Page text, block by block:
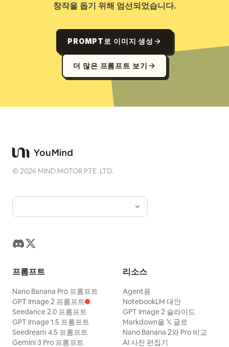
창작을 돕기 위해 엄선되었습니다.
PROMPT로 이미지 생성
더 많은 프롬프트 보기
©2026 MIND MOTOR PTE. LTD.
프롬프트
Nano Banana Pro 프롬프트
GPT Image 2 프롬프트
Seedance 2.0 프롬프트
GPT Image 1.5 프롬프트
Seedream 4.5 프롬프트
Gemini 3 Pro 프롬프트
리소스
Agent용
NotebookLM 대안
GPT Image 2 슬라이드
Markdown을 𝕏 글로
Nano Banana 2와 Pro 비교
AI 사진 편집기